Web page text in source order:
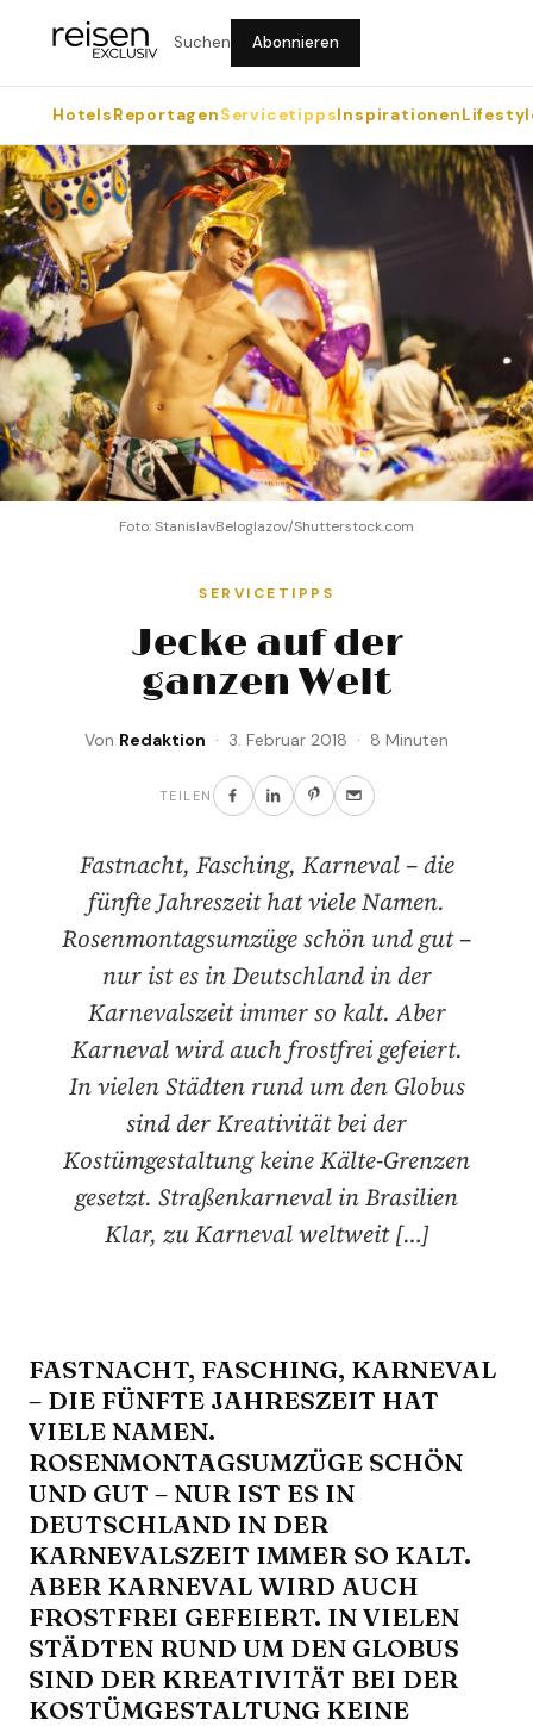
Suchen Abonnieren
HotelsReportagenServicetippsInspirationen
Foto: StanislavBeloglazov/Shutterstock.com
SERVICETIPPS
Jecke auf der
ganzen Welt
Von Redaktion · 3. Februar 2018 · 8 Minuten
TEILEN
Fastnacht, Fasching, Karneval – die
fünfte Jahreszeit hat viele Namen.
Rosenmontagsumzüge schön und gut –
nur ist es in Deutschland in der
Karnevalszeit immer so kalt. Aber
Karneval wird auch frostfrei gefeiert.
In vielen Städten rund um den Globus
sind der Kreativität bei der
Kostümgestaltung keine Kälte-Grenzen
gesetzt. Straßenkarneval in Brasilien
Klar, zu Karneval weltweit […]
FASTNACHT, FASCHING, KARNEVAL
– DIE FÜNFTE JAHRESZEIT HAT
VIELE NAMEN.
ROSENMONTAGSUMZÜGE SCHÖN
UND GUT – NUR IST ES IN
DEUTSCHLAND IN DER
KARNEVALSZEIT IMMER SO KALT.
ABER KARNEVAL WIRD AUCH
FROSTFREI GEFEIERT. IN VIELEN
STÄDTEN RUND UM DEN GLOBUS
SIND DER KREATIVITÄT BEI DER
KOSTÜMGESTALTUNG KEINE